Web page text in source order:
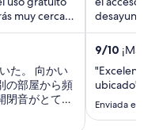
17
ago,
por
noche
es
muy cerca
た。 向かい
の部屋から頻
閉音がとても
声がとてもよ
desayuno.
estado
9/10
"Excelente
ubicado"
Enviada el